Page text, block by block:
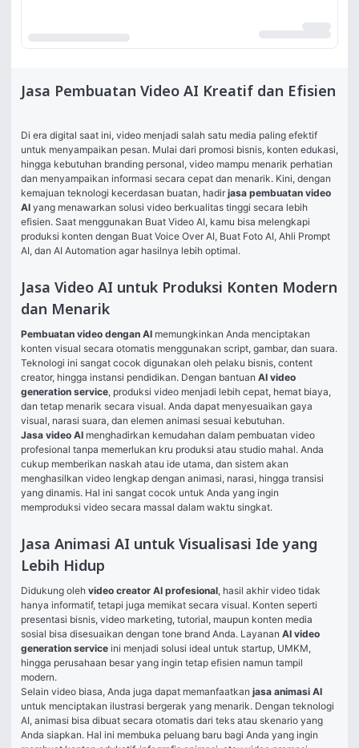
Jasa Pembuatan Video AI Kreatif dan Efisien
Di era digital saat ini, video menjadi salah satu media paling efektif
untuk menyampaikan pesan. Mulai dari promosi bisnis, konten edukasi,
hingga kebutuhan branding personal, video mampu menarik perhatian
dan menyampaikan informasi secara cepat dan menarik. Kini, dengan
kemajuan teknologi kecerdasan buatan, hadir jasa pembuatan video
AI yang menawarkan solusi video berkualitas tinggi secara lebih
efisien. Saat menggunakan Buat Video AI, kamu bisa melengkapi
produksi konten dengan Buat Voice Over AI, Buat Foto AI, Ahli Prompt
AI, dan AI Automation agar hasilnya lebih optimal.
Jasa Video AI untuk Produksi Konten Modern
dan Menarik
Pembuatan video dengan AI memungkinkan Anda menciptakan
konten visual secara otomatis menggunakan script, gambar, dan suara.
Teknologi ini sangat cocok digunakan oleh pelaku bisnis, content
creator, hingga instansi pendidikan. Dengan bantuan AI video
generation service, produksi video menjadi lebih cepat, hemat biaya,
dan tetap menarik secara visual. Anda dapat menyesuaikan gaya
visual, narasi suara, dan elemen animasi sesuai kebutuhan.
Jasa video AI menghadirkan kemudahan dalam pembuatan video
profesional tanpa memerlukan kru produksi atau studio mahal. Anda
cukup memberikan naskah atau ide utama, dan sistem akan
menghasilkan video lengkap dengan animasi, narasi, hingga transisi
yang dinamis. Hal ini sangat cocok untuk Anda yang ingin
memproduksi video secara massal dalam waktu singkat.
Jasa Animasi AI untuk Visualisasi Ide yang
Lebih Hidup
Didukung oleh video creator AI profesional, hasil akhir video tidak
hanya informatif, tetapi juga memikat secara visual. Konten seperti
presentasi bisnis, video marketing, tutorial, maupun konten media
sosial bisa disesuaikan dengan tone brand Anda. Layanan AI video
generation service ini menjadi solusi ideal untuk startup, UMKM,
hingga perusahaan besar yang ingin tetap efisien namun tampil
modern.
Selain video biasa, Anda juga dapat memanfaatkan jasa animasi AI
untuk menciptakan ilustrasi bergerak yang menarik. Dengan teknologi
AI, animasi bisa dibuat secara otomatis dari teks atau skenario yang
Anda siapkan. Hal ini membuka peluang baru bagi Anda yang ingin